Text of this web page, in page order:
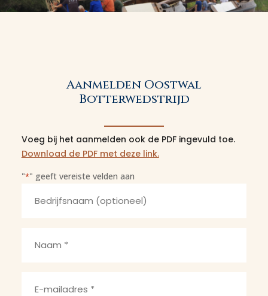
Aanmelden Oostwal
Botterwedstrijd
Voeg bij het aanmelden ook de PDF ingevuld toe.
Download de PDF met deze link.
"*" geeft vereiste velden aan
mailadres